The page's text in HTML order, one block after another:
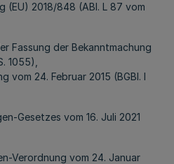
(EU) 2018/848 (ABl. L 87 vom
Fassung der Bekanntmachung
1055),
vom 24. Februar 2015 (BGBl. I
Gesetzes vom 16. Juli 2021
Verordnung vom 24. Januar